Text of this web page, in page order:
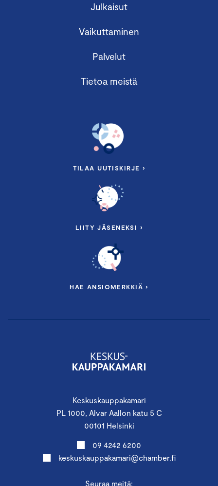
Keskuskauppakamari
PL 1000, Alvar Aallon katu 5 C
00101 Helsinki
09 4242 6200
keskuskauppakamari@chamber.fi
Seuraa meitä:
Julkaisut
Vaikuttaminen
Palvelut
Tietoa meistä
TILAA UUTISKIRJE ›
LIITY JÄSENEKSI ›
HAE ANSIOMERKKIÄ ›